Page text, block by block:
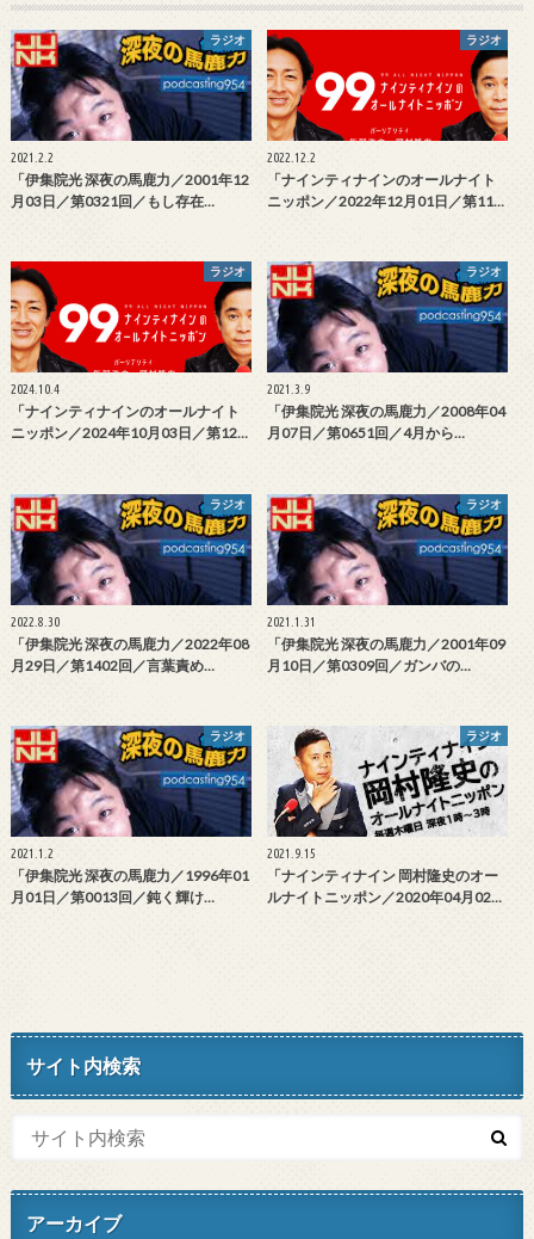
ラジオ
2021.2.2
「伊集院光 深夜の馬鹿力／2001年12
月03日／第0321回／もし存在…
ラジオ
2022.12.2
「ナインティナインのオールナイト
ニッポン／2022年12月01日／第11…
ラジオ
2024.10.4
「ナインティナインのオールナイト
ニッポン／2024年10月03日／第12…
ラジオ
2021.3.9
「伊集院光 深夜の馬鹿力／2008年04
月07日／第0651回／4月から…
ラジオ
2022.8.30
「伊集院光 深夜の馬鹿力／2022年08
月29日／第1402回／言葉責め…
ラジオ
2021.1.31
「伊集院光 深夜の馬鹿力／2001年09
月10日／第0309回／ガンバの…
ラジオ
2021.1.2
「伊集院光 深夜の馬鹿力／1996年01
月01日／第0013回／鈍く輝け…
ラジオ
2021.9.15
「ナインティナイン 岡村隆史のオー
ルナイトニッポン／2020年04月02…
サイト内検索
アーカイブ